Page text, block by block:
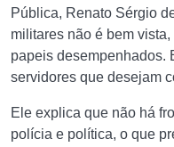
Pública, Renato Sérgio
militares não é bem
papeis desempenhados.
servidores que desejam
Ele explica que não há
polícia e política, o que